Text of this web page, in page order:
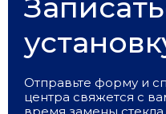
Отправьте форму и
центра свяжется с
время замены стекла.